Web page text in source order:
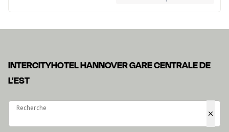
INTERCITYHOTEL HANNOVER GARE CENTRALE DE
L'EST
Recherche
Recherche